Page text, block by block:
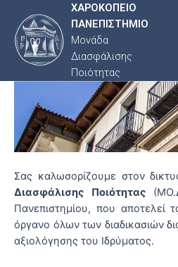
περιεχόμενο
ΧΑΡΟΚΟΠΕΙΟ
ΠΑΝΕΠΙΣΤΗΜΙΟ
Μονάδα
Διασφάλισης
Ποιότητας
Σας καλωσορίζουμε στον
Διασφάλισης Ποιότητας
Πανεπιστημίου, που αποτελεί
όργανο όλων των διαδικασιών
αξιολόγησης του Ιδρύματος.